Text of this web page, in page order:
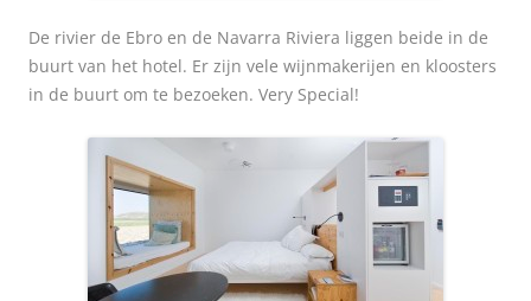
De rivier de Ebro en de Navarra Riviera liggen beide in de
buurt van het hotel. Er zijn vele wijnmakerijen en kloosters
in de buurt om te bezoeken. Very Special!